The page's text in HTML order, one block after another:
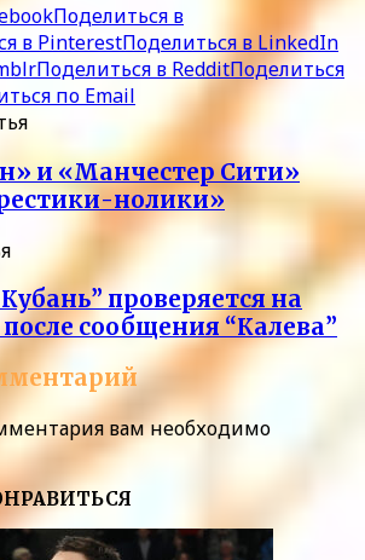
Поделиться в
в PinterestПоделиться в LinkedIn
Поделиться в RedditПоделиться
по Email
и «Манчестер Сити»
нолики»
проверяется на
сообщения “Калева”
вам необходимо